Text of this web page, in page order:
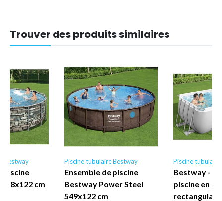
Trouver des produits similaires
Bestway
piscine
cm
Piscine tubulaire Bestway
Ensemble de piscine
Bestway Power Steel
549x122 cm
Piscine
Bestway -
piscine en